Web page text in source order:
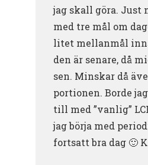
jag skall göra. Just
med tre mål om
litet mellanmål
den är senare, då
sen. Minskar då
portionen. Borde
till med ”vanlig”
jag börja med
fortsatt bra dag 🙂